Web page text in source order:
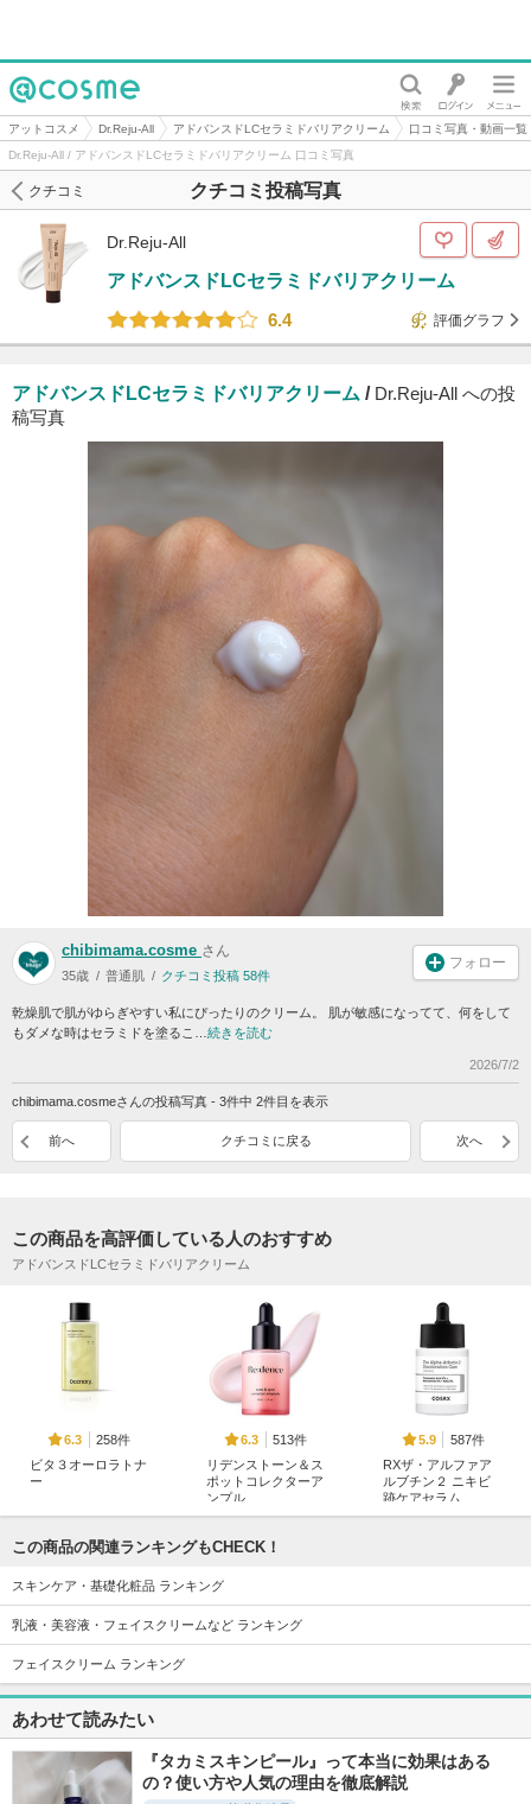
@cosme
アットコスメ Dr.Reju-All アドバンスドLCセラミドバリアクリーム
口コミ写真・動画一覧
Dr.Reju-All / アドバンスドLCセラミドバリアクリーム 口コミ写真
クチコミ投稿写真
クチコミ
Dr.Reju-All
アドバンスドLCセラミドバリアクリーム
6.4
評価グラフ
アドバンスドLCセラミドバリアクリーム / Dr.Reju-All への投
稿写真
chibimama.cosme さん
35歳 普通肌 クチコミ投稿 58件
フォロー
乾燥肌で肌がゆらぎやすい私にぴったりのクリーム。 肌が敏感になってて、何をして
もダメな時はセラミドを塗るこ… 続きを読む
2026/7/2
chibimama.cosmeさんの投稿写真 - 3件中 2件目を表示
前へ クチコミに戻る 次へ
この商品を高評価している人のおすすめ
アドバンスドLCセラミドバリアクリーム
6.3
258件
ビタ３オーロラトナ
ー
6.3
513件
リデンストーン＆ス
ポットコレクターア
ンプル
5.9
587件
RXザ・アルファア
ルブチン２ ニキビ
跡ケアセラム
ビタ３オーロラミス
ト
ooznary
この商品の関連ランキングもCHECK！
スキンケア・基礎化粧品 ランキング
乳液・美容液・フェイスクリームなど ランキング
フェイスクリーム ランキング
あわせて読みたい
『タカミスキンピール』って本当に効果はある
の？使い方や人気の理由を徹底解説